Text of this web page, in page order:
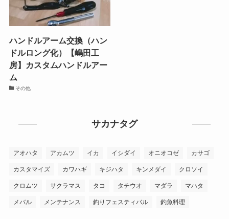
ハンドルアーム交換（ハン
ドルロング化）【嶋田工
房】カスタムハンドルアー
ム
その他
サカナタグ
アオハタ アカムツ イカ イシダイ オニオコゼ カサゴ
カスタマイズ カワハギ キジハタ キンメダイ クロソイ
クロムツ サクラマス タコ タチウオ マダラ マハタ
メバル メンテナンス 釣りフェスティバル 釣魚料理